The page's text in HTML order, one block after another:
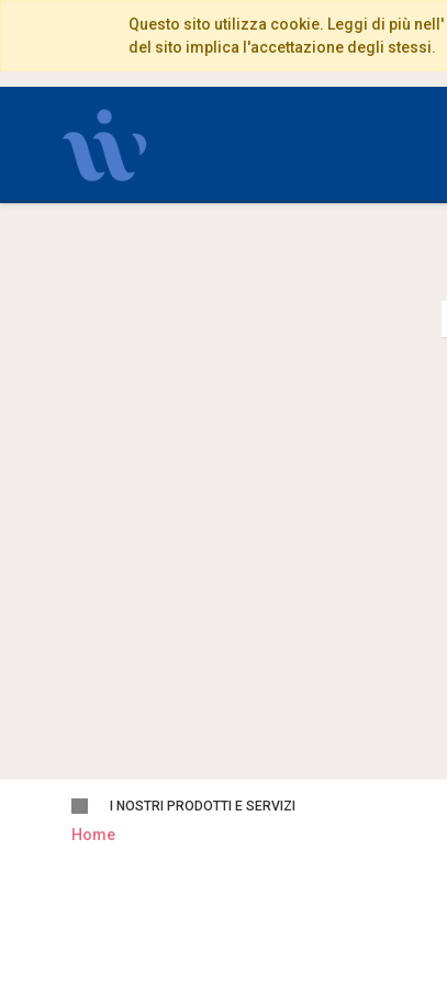
Questo sito utilizza cookie. Leggi di più nell'
del sito implica l'accettazione degli stessi.
I NOSTRI PRODOTTI E SERVIZI
Home